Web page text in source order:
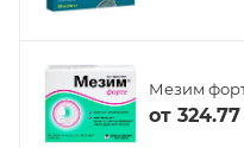
Мезим
от